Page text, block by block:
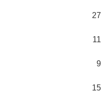
27
11
9
15